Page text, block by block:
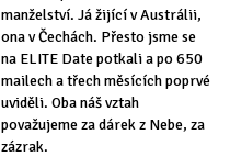
manželství. Já žijící v Austrálii,
ona v Čechách. Přesto jsme se
na ELITE Date potkali a po 650
mailech a třech měsících poprvé
uviděli. Oba náš vztah
považujeme za dárek z Nebe, za
zázrak.